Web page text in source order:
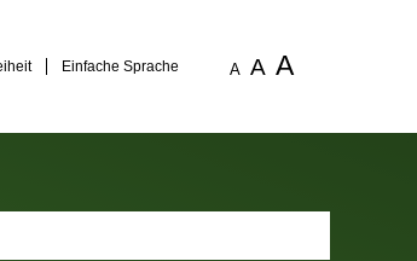
Einfache Sprache A A A